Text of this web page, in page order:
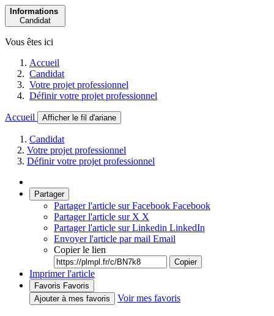
Informations
Candidat
Vous êtes ici
Accueil
Candidat
Votre projet professionnel
Définir votre projet professionnel
Accueil Afficher le fil d'ariane
Candidat
Votre projet professionnel
Définir votre projet professionnel
Partager
Partager l'article sur Facebook Facebook
Partager l'article sur X X
Partager l'article sur Linkedin LinkedIn
Envoyer l'article par mail Email
Copier le lien
Copier
Imprimer l'article
Favoris Favoris
Ajouter à mes favoris
Voir mes favoris